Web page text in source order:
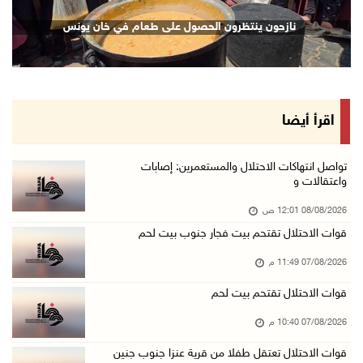
قوات الاحتلال تغلق مداخل يعبد جنوب غرب جنين
07/آب/2026 10:15 م
الاحتلال يعيق تنقل المواطنين ويقتحم بلدات شرق ...
إصابة مواطنين في اعتداء للمستعمرين في بيت دجن
نادي الأسير: تجديد أمرَ منع زيارات الأسرى إجر ...
مستعمرون يهاجمون قرية أبو نجيم ويصيبون مواطني ...
07/آب/2026 08:08 م
مستعمرون يهاجمون مساكن المواطنين في خربة الحم ...
07/آب/2026 07:09 م
بعد تجديد منع زيارات المعتقلين: أبو الحمص يدع ...
نازحون ينتظرون الحصول على طعام في خان يونس
اقرأ أيضا
تواصل انتهاكات الاحتلال والمستعمرين: إصابات
واعتقالات و
08/08/2026 12:01 ص
قوات الاحتلال تقتحم بيت فجار جنوب بيت لحم
07/08/2026 11:49 م
قوات الاحتلال تقتحم بيت لحم
07/08/2026 10:40 م
قوات الاحتلال تعتقل طفلا من قرية عنزا جنوب جنين